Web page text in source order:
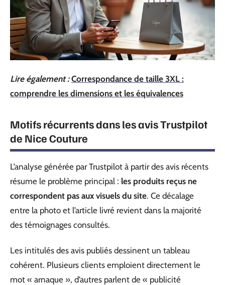
Lire également : Correspondance de taille 3XL :
comprendre les dimensions et les équivalences
Motifs récurrents dans les avis Trustpilot
de Nice Couture
L’analyse générée par Trustpilot à partir des avis récents
résume le problème principal : les produits reçus ne
correspondent pas aux visuels du site. Ce décalage
entre la photo et l’article livré revient dans la majorité
des témoignages consultés.
Les intitulés des avis publiés dessinent un tableau
cohérent. Plusieurs clients emploient directement le
mot « arnaque », d’autres parlent de « publicité